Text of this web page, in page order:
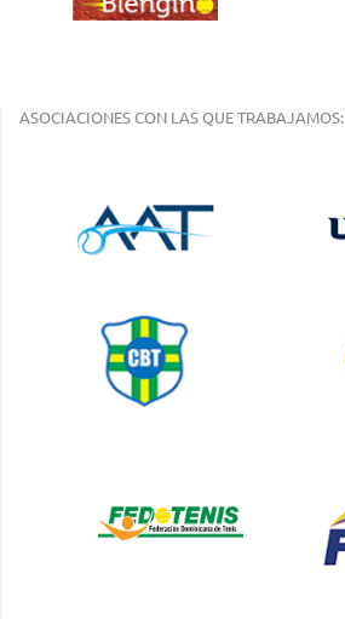
ASOCIACIONES CON LAS QUE TRABAJAMOS: